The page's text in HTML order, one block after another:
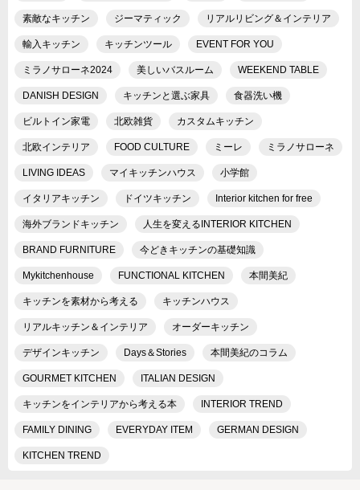
素敵なキッチン ジーマティック リアルリビング＆インテリア
輸入キッチン キッチンツール EVENT FOR YOU
ミラノサローネ2024 美しいバスルーム WEEKEND TABLE
DANISH DESIGN キッチンと選ぶ家具 食器洗い機
ビルトイン家電 北欧雑貨 カスタムキッチン
北欧インテリア FOOD CULTURE ミーレ ミラノサローネ
LIVING IDEAS マイキッチンハウス 小学館
イタリアキッチン ドイツキッチン Interior kitchen for free
海外ブランドキッチン 人生を変えるINTERIOR KITCHEN
BRAND FURNITURE 今どきキッチンの基礎知識
Mykitchenhouse FUNCTIONAL KITCHEN 本間美紀
キッチンを素材から考える キッチンハウス
リアルキッチン＆インテリア オーダーキッチン
デザインキッチン Days＆Stories 本間美紀のコラム
GOURMET KITCHEN ITALIAN DESIGN
キッチンをインテリアから考える本 INTERIOR TREND
FAMILY DINING EVERYDAY ITEM GERMAN DESIGN
KITCHEN TREND